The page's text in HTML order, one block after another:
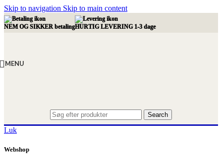
Skip to navigation Skip to main content
NEM OG SIKKER betalingHURTIG LEVERING 1-3 dage
MENU
Search
Luk
Webshop